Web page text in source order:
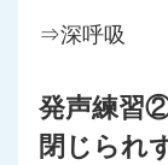
⇒深呼吸
発声練習
閉じられ